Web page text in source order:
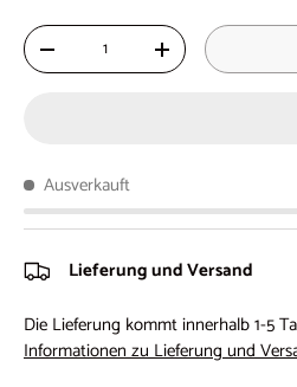
Anzahl
- +
Ausverkauft
Lieferung und Versand
Die Lieferung kommt innerhalb 1-5
Informationen zu Lieferung und